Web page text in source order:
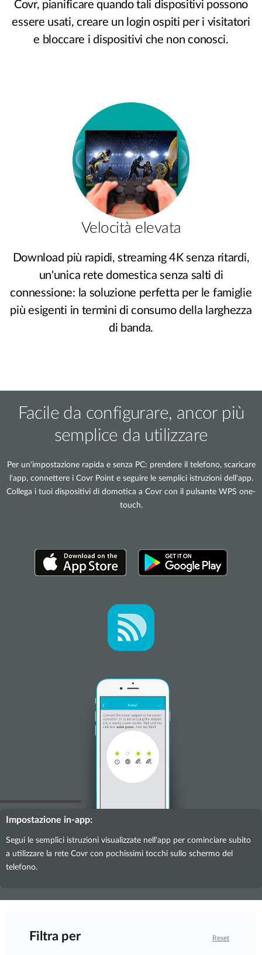
Covr, pianificare quando tali dispositivi possono
essere usati, creare un login ospiti per i visitatori
e bloccare i dispositivi che non conosci.
Velocità elevata
Download più rapidi, streaming 4K senza ritardi,
un'unica rete domestica senza salti di
connessione: la soluzione perfetta per le famiglie
più esigenti in termini di consumo della larghezza
di banda.
Facile da configurare, ancor più
semplice da utilizzare
Per un'impostazione rapida e senza PC: prendere il telefono, scaricare
l'app, connettere i Covr Point e seguire le semplici istruzioni dell'app.
Collega i tuoi dispositivi di domotica a Covr con il pulsante WPS one-
touch.
Impostazione in-app:
Segui le semplici istruzioni visualizzate nell'app per cominciare subito
a utilizzare la rete Covr con pochissimi tocchi sullo schermo del
telefono.
Filtra per Reset